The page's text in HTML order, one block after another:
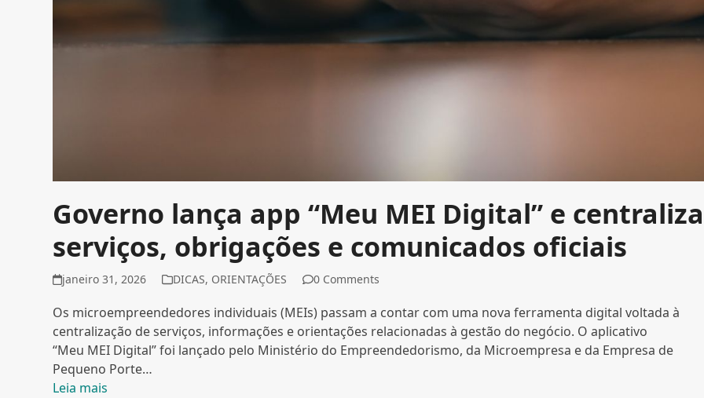
Governo lança app “Meu MEI Digital” e centraliza
serviços, obrigações e comunicados oficiais
janeiro 31, 2026 DICAS, ORIENTAÇÕES 0 Comments
Os microempreendedores individuais (MEIs) passam a contar com uma nova ferramenta digital voltada à
centralização de serviços, informações e orientações relacionadas à gestão do negócio. O aplicativo
“Meu MEI Digital” foi lançado pelo Ministério do Empreendedorismo, da Microempresa e da Empresa de
Pequeno Porte…
Leia mais